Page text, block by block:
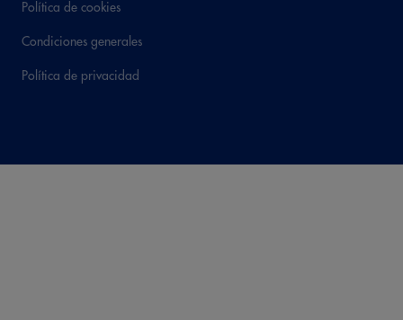
Política de cookies
Condiciones generales
Política de privacidad